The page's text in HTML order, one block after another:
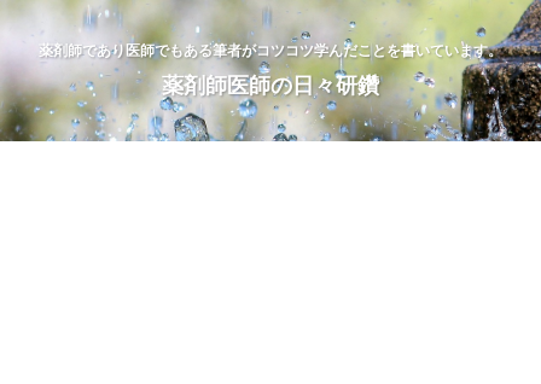
薬剤師であり医師でもある筆者がコツコツ学んだことを書いています。
薬剤師医師の日々研鑽